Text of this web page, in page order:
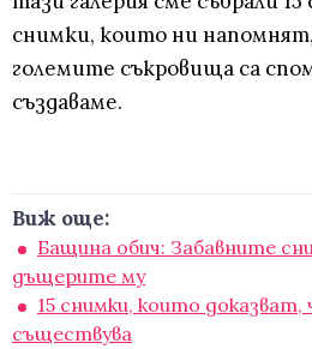
снимки, които ни
големите съкровища са
създаваме.
Виж още:
Бащина обич: Забавните
дъщерите му
15 снимки, които
съществува